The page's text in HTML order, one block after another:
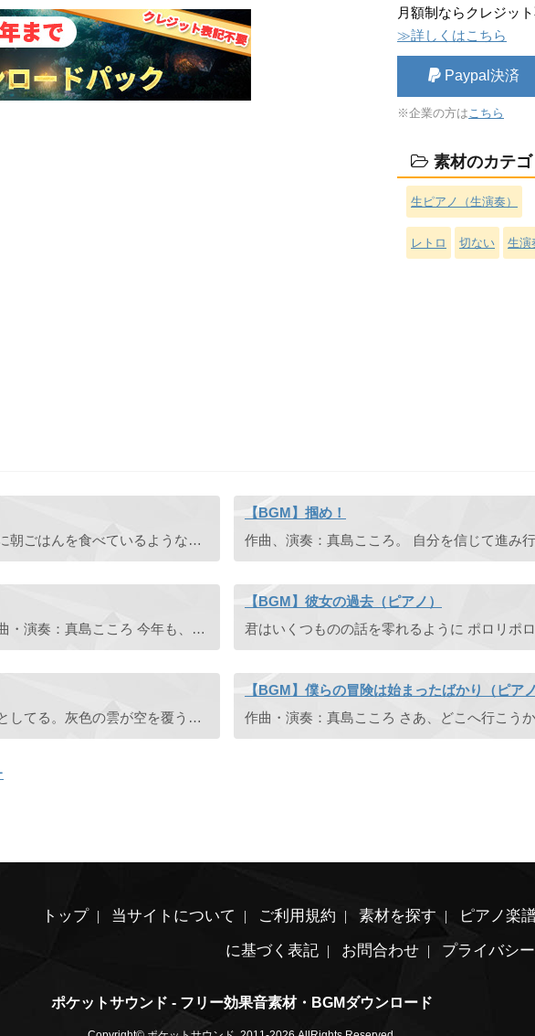
月額制ならクレジッ
≫詳しくはこちら
Paypal決済
※企業の方はこちら
素材のカテゴ
生ピアノ（生演奏）
レトロ 切ない 生演
作曲、演奏：真島こころ。 家族で、夫婦で一緒に朝ごはんを食べているようなゆったりとした落ち着くピアノソロです。朝食・ブレックファースト・まったり。 こんな天気のいい日は、トーストを焼いて 卵を割って、 ...
【BGM】掴め！
作曲：フランツ・クサーヴァー・グルーバー 編曲・演奏：真島こころ 今年も、クリスマスがやってきました。ひんやりとした外の空気が頬をなで、そろそろ雪が降るのかなと思わせる夜。街を行き交う人々もどこかクリ ...
【BGM】彼女の過去（ピアノ）
作曲・演奏：真島こころ 最後の闘いが始まろうとしてる。灰色の雲が空を覆う。 ピシャリと雷鳴は鳴り始めていた。
【BGM】僕らの冒険は始まったばかり（ピアノ
トップ 当サイトについて ご利用規約 素材を探す ピアノ楽
に基づく表記
お問合わせ プライバシ
ポケットサウンド - フリー効果音素材・BGMダウンロード